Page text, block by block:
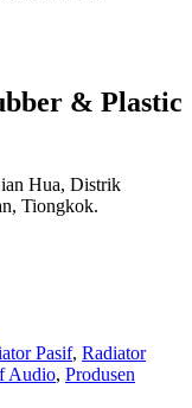
& Plastic
Hua, Distrik
Tiongkok.
Pasif, Radiator
Audio, Produsen